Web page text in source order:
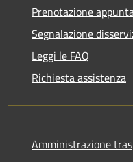
Prenotazione
Segnalazione
Leggi le FAQ
Richiesta assistenza
Amministrazione